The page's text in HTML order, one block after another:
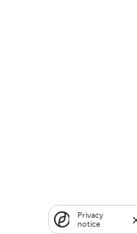
Privacy
notice